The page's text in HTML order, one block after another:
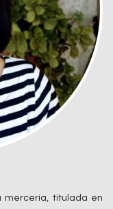
mercería, titulada en